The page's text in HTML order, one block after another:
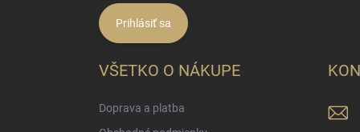
Prihlásiť sa
VŠETKO O NÁKUPE
Doprava a platba